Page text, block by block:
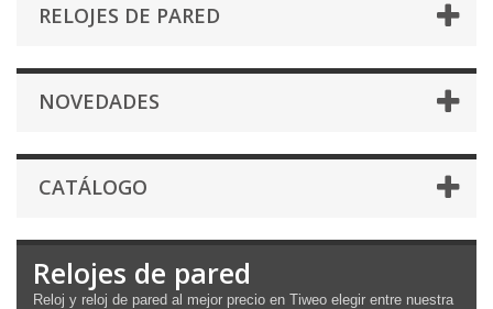
RELOJES DE PARED
NOVEDADES
CATÁLOGO
Relojes de pared
Reloj y reloj de pared al mejor precio en Tiweo elegir entre nuestra